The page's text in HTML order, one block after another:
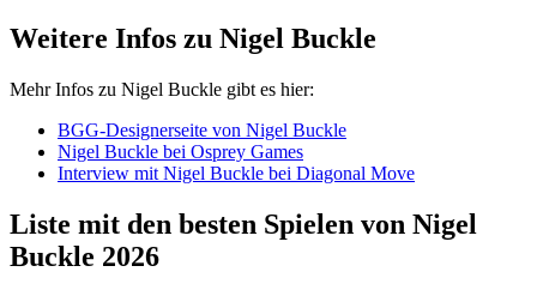
Weitere Infos zu Nigel Buckle
Mehr Infos zu Nigel Buckle gibt es hier:
BGG-Designerseite von Nigel Buckle
Nigel Buckle bei Osprey Games
Interview mit Nigel Buckle bei Diagonal Move
Liste mit den besten Spielen von Nigel
Buckle 2026